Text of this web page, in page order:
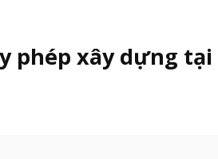
phép xây dựng tại